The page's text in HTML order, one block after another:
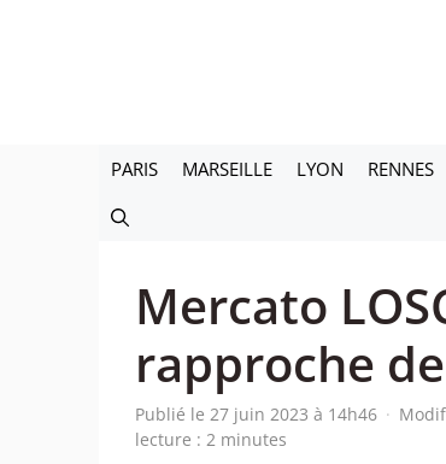
PARIS MARSEILLE LYON RENNES
Mercato
rapproche
Publié le 27 juin 2023 à 14h46 ·
lecture : 2 minutes